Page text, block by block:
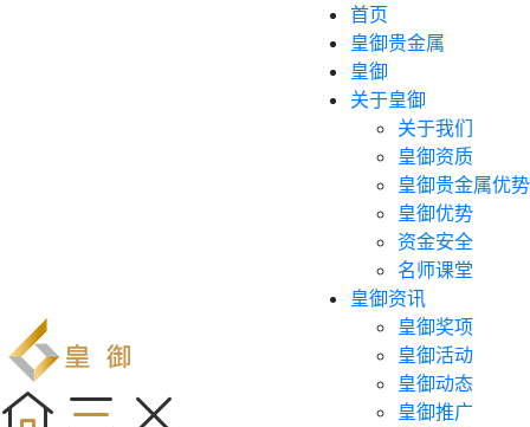
首页
皇御贵金属
皇御
关于皇御
关于我们
皇御资质
皇御贵金属优势
皇御优势
资金安全
名师课堂
皇御资讯
皇御奖项
皇御活动
皇御动态
皇御推广